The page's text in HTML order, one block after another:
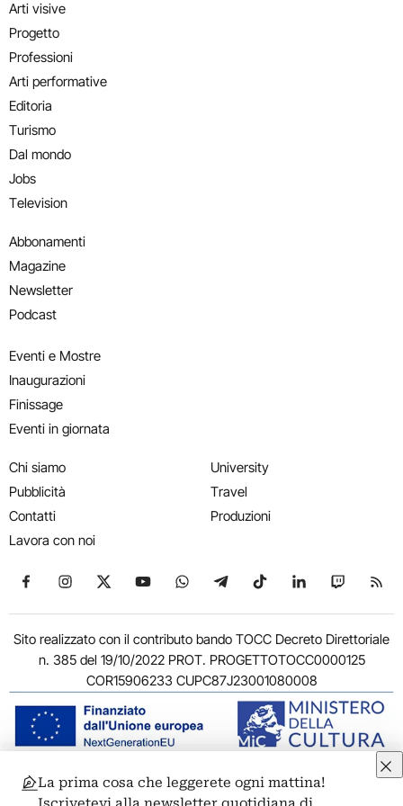
Arti visive
Progetto
Professioni
Arti performative
Editoria
Turismo
Dal mondo
Jobs
Television
Abbonamenti
Magazine
Newsletter
Podcast
Eventi e Mostre
Inaugurazioni
Finissage
Eventi in giornata
Chi siamo
Pubblicità
Contatti
Lavora con noi
University
Travel
Produzioni
Seguici su Facebook
Seguici su Instagram
Seguici su X
Seguici su YouTube
Seguici su WhatsApp
Seguici su Telegram
Seguici su TikTok
Seguici su
Seguici
Sito realizzato con il contributo bando TOCC Decreto Direttoriale
n. 385 del 19/10/2022 PROT. PROGETTOTOCC0000125
COR15906233 CUPC87J23001080008
© 2011-2026 ARTRIBUNE srl – Corso Vittorio Emanuele II, 287 –
La prima cosa che leggerete ogni mattina!